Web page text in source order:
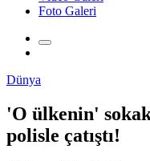
Foto Galeri
Dünya
'O ülkenin'
polisle çatıştı!